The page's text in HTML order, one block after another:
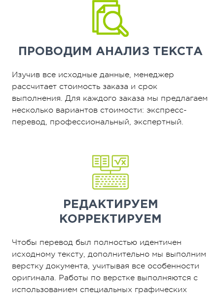
ПРОВОДИМ АНАЛИЗ ТЕКСТА
Изучив все исходные данные, менеджер
рассчитает стоимость заказа и срок
выполнения. Для каждого заказа мы предлагаем
несколько вариантов стоимости: экспресс-
перевод, профессиональный, экспертный.
РЕДАКТИРУЕМ
КОРРЕКТИРУЕМ
Чтобы перевод был полностью идентичен
исходному тексту, дополнительно мы выполним
верстку документа, учитывая все особенности
оригинала. Работы по верстке выполняются с
использованием специальных графических